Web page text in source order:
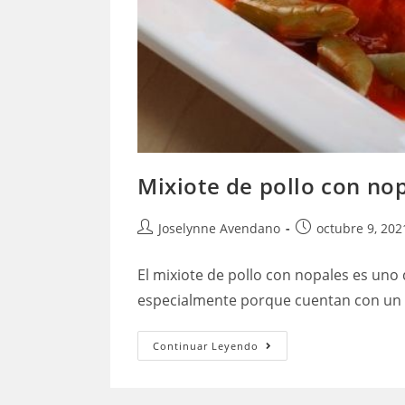
Mixiote de pollo con
Autor
la
entrada:
Joselynne Avendano
Publicación
entrada:
octubre 9,
El mixiote de pollo con nopales es
especialmente porque cuentan con
Continuar Leyendo
de